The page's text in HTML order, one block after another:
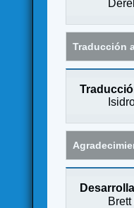
Traducción